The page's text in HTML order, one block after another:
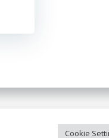
Cookie